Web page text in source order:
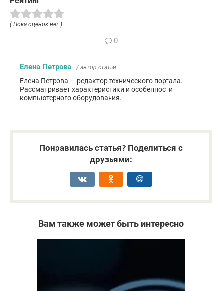
( Пока оценок нет )
0
Елена Петрова / автор статьи
Елена Петрова — редактор технического портала.
Рассматривает характеристики и особенности
компьютерного оборудования.
Понравилась статья? Поделиться с
друзьями:
Вам также может быть интересно